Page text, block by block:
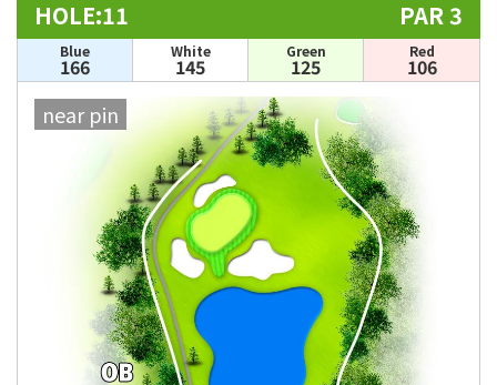
HOLE:11 PAR 3
Blue
166
White
145
Green
125
Red
106
near pin